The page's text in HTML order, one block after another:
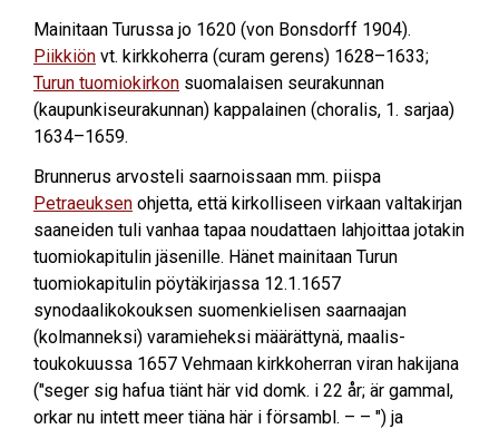
Mainitaan Turussa jo 1620 (von Bonsdorff 1904).
Piikkiön vt. kirkkoherra (curam gerens) 1628–1633;
Turun tuomiokirkon suomalaisen seurakunnan
(kaupunkiseurakunnan) kappalainen (choralis, 1. sarjaa)
1634–1659.
Brunnerus arvosteli saarnoissaan mm. piispa
Petraeuksen ohjetta, että kirkolliseen virkaan valtakirjan
saaneiden tuli vanhaa tapaa noudattaen lahjoittaa jotakin
tuomiokapitulin jäsenille. Hänet mainitaan Turun
tuomiokapitulin pöytäkirjassa 12.1.1657
synodaalikokouksen suomenkielisen saarnaajan
(kolmanneksi) varamieheksi määrättynä, maalis-
toukokuussa 1657 Vehmaan kirkkoherran viran hakijana
("seger sig hafua tiänt här vid domk. i 22 år; är gammal,
orkar nu intett meer tiäna här i försambl. – – ") ja